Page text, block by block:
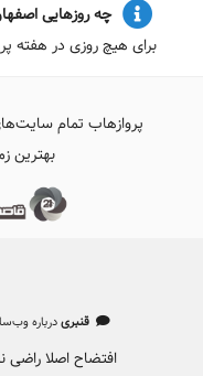
چه روزهایی
برای هیچ روزی در هفته
پروازهاب تمام
بهترین
قنبریدرباره
افتضاح اصلا راضی نبودم،۲ بار گرفتم هر